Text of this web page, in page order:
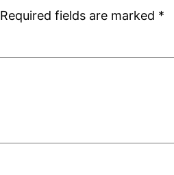
Required fields are marked *